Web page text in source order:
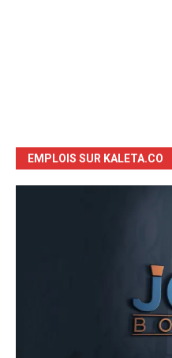
EMPLOIS SUR KALETA.CO